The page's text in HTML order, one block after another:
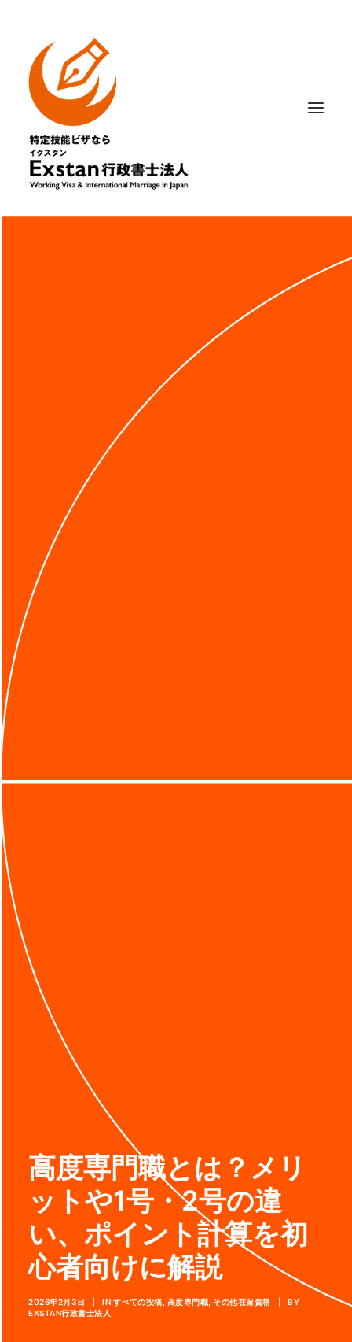
無料相談フォーム
Search
高度専門職とは？メリ
ットや1号・2号の違
い、ポイント計算を初
心者向けに解説
2026年2月3日 IN すべての投稿 高度専門職 その他在留資格
BY
EXSTAN行政書士法人